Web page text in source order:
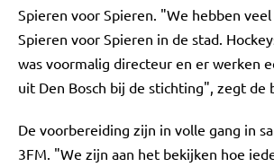
Spieren voor Spieren. "We hebben
Spieren voor Spieren in de stad.
was voormalig directeur en er werken
uit Den Bosch bij de stichting", zegt de
De voorbereiding zijn in volle gang in
3FM. "We zijn aan het bekijken hoe